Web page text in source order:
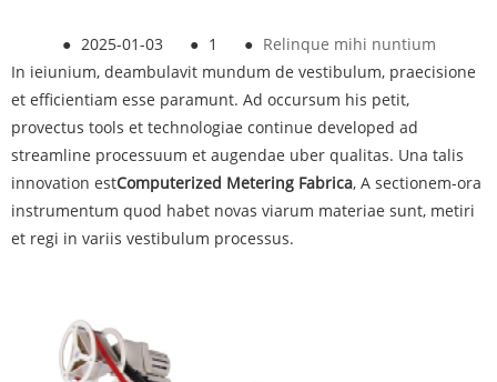
● 2025-01-03 ● 1 ● Relinque mihi nuntium
In ieiunium, deambulavit mundum de vestibulum, praecisione
et efficientiam esse paramunt. Ad occursum his petit,
provectus tools et technologiae continue developed ad
streamline processuum et augendae uber qualitas. Una talis
innovation estComputerized Metering Fabrica, A sectionem-ora
instrumentum quod habet novas viarum materiae sunt, metiri
et regi in variis vestibulum processus.